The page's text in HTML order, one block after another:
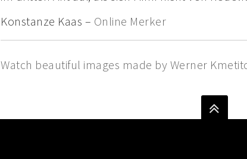
Konstanze Kaas – Online Merker
Watch beautiful images made by Werner